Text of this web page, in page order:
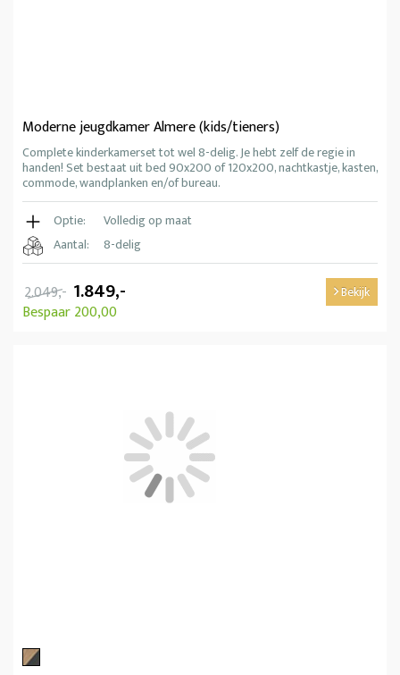
Moderne jeugdkamer Almere (kids/tieners)
Complete kinderkamerset tot wel 8-delig. Je hebt zelf de regie in
handen! Set bestaat uit bed 90x200 of 120x200, nachtkastje, kasten,
commode, wandplanken en/of bureau.
Optie:
Volledig op maat
Aantal:
8-delig
2.049,- 1.849,-
Bespaar 200,00
Bekijk